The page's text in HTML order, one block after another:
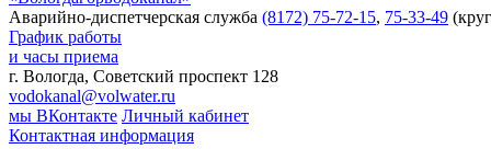
Аварийно-диспетчерская служба (8172) 75-72-15, 75-33-49
График работы
и часы приема
г. Вологда, Советский проспект 128
vodokanal@volwater.ru
мы ВКонтакте Личный кабинет
Контактная информация